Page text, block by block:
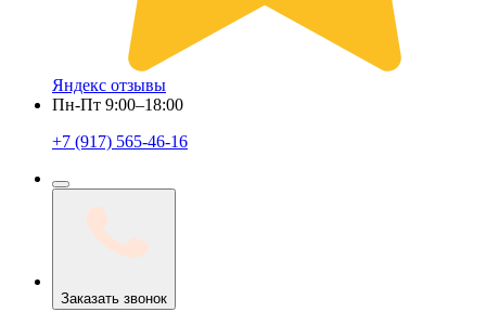
Яндекс отзывы
Пн-Пт 9:00–18:00
+7 (917) 565-46-16
Заказать звонок